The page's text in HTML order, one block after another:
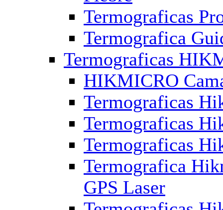
Termograficas
Termografica
Termograficas
HIKMICRO
Termograficas
Termograficas
Termograficas
Termografica
GPS Laser